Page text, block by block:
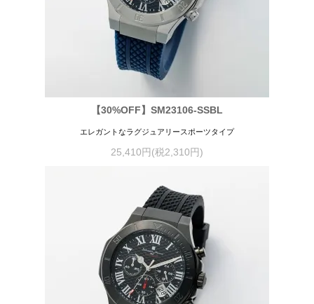
【30%OFF】SM23106-SSBL
エレガントなラグジュアリースポーツタイプ
25,410円(税2,310円)